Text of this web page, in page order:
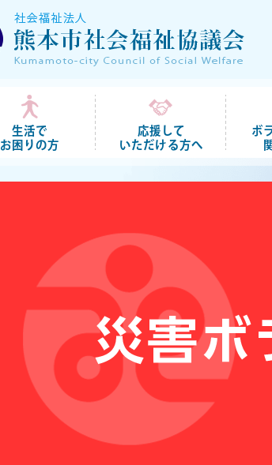
生活で
お困りの方
応援して
いただける方へ
ボ
「誰もが健やかで安心
地域づくり」の実現